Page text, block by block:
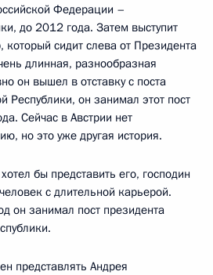
Федерации –
до 2012 года. Затем выступит
сидит слева от Президента
длинная, разнообразная
он вышел в отставку с поста
Республики, он занимал этот пост
Сейчас в Австрии нет
но это уже другая история.
бы представить его, господин
с длительной карьерой.
он занимал пост президента
представлять Андрея